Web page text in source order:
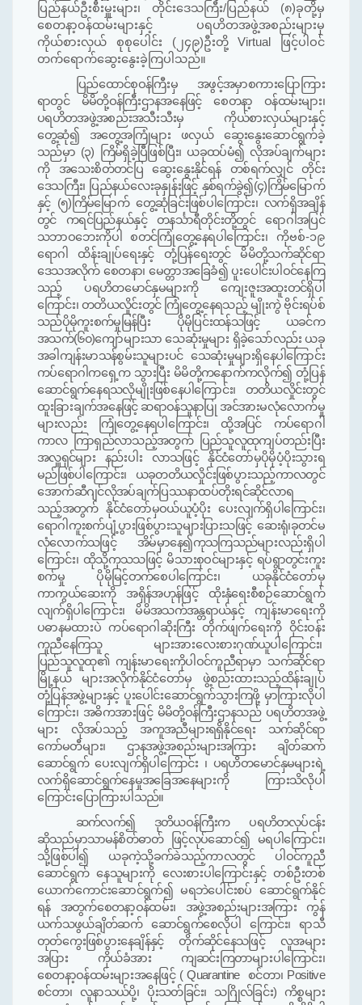
ပြည်နယ်ဦးစီးမှူးများ၊ တိုင်းဒေသကြီး/ပြည်နယ် (၈)ခုတို့မှ
စေတနာ့ဝန်ထမ်းများနှင့် ပရဟိတအဖွဲ့အစည်းများမှ
ကိုယ်စားလှယ် စုစုပေါင်း (၂၄၉)ဦးတို့Virtual
ဖြင့်ပါဝင်
တက်ရောက်ဆွေးနွေးခဲ့ကြပါသည်။
ပြည်ထောင်စုဝန်ကြီးမှ အဖွင့်အမှာစကားပြောကြား
ရာတွင် မိမိတို့ဝန်ကြီးဌာနအနေဖြင့် စေတနာ့ ဝန်ထမ်းများ၊
ပရဟိတအဖွဲ့အစည်းအသီးသီးမှ ကိုယ်စားလှယ်များနှင့်
တွေ့ဆုံ၍ အတွေ့အကြုံများ ဖလှယ် ဆွေးနွေးဆောင်ရွက်ခဲ့
သည်မှာ (၃) ကြိမ်ရှိခဲ့ပြီဖြစ်ပြီး၊ယခုထပ်မံ၍ လိုအပ်ချက်များ
ကို အသေးစိတ်တင်ပြ ဆွေးနွေးနိုင်ရန် တစ်ရက်လျှင်တိုင်း
ဒေသကြီး၊ ပြည်နယ်လေးခုနှုန်းဖြင့် နှစ်ရက်ခွဲ၍(၄) ကြိမ်မြောက်
နှင့်(၅) ကြိမ်မြောက် တွေ့ဆုံခြင်းဖြစ်ပါကြောင်း၊လက်ရှိအချိန်
တွင် ကရင်ပြည်နယ်နှင့် တနငသာရီတိုင်းတို့တွင် ရောဂါအပြင်
သဘာဝဘေးကိုပါ စတင်ကြုံတွေ့နေရပါကြောင်း၊
ကိုဗစ်-၁၉
ရောဂါ ထိန်းချုပ်ရေးနှင့် တုံ့ပြန်ရေးတွင် မိမိတို့သက်ဆိုင်ရာ
ဒေသအလိုက် စေတနာ၊ မေတ္တာအခြေခံ၍ ပူးပေါင်းပါဝင်နေကြ
သည့်ပရဟိတမောင်နှမများကို ကျေးဇူးအထူးတင်ရှိပါ
ကြောင်း၊ တတိယလှိုင်းတွင် ကြုံတွေ့နေရသည့် မျိုးကွဲ ဗိုင်းရပ်စ်
သည်ပိုမိုကူးစက်မှုမြန်ပြီး ပိုမိုပြင်းထန်သဖြင့် ယခင်က
အသက်(၆၀)ကျော်များသာ သေဆုံးမှုများ ရှိခဲ့သော်လည်း ယခု
အခါကျန်းမာသန်စွမ်းသူများပင် သေဆုံးမှုများရှိနေပါကြောင်း
ကပ်ရောဂါကရှေ့က သွားပြီး မိမိတို့ကနောက်ကလိုက်၍ တုံ့ပြန်
ဆောင်ရွက်နေရသလိုမျိုးဖြစ်နေပါကြောင်း၊ တတိယလှိုင်းတွင်
ထူးခြားချက်အနေဖြင့် ဆရာဝန်သူနာပြု အင်အားမလုံလောက်မှု
များလည်း ကြုံတွေ့နေရပါကြောင်း၊ထို့အပြင် ကပ်ရောဂါ
ကာလ ကြာရှည်လာသည့်အတွက် ပြည်သူလူထုကျပ်တည်းပြီး
အလှူရှင်များ နည်းပါး လာသဖြင့် နိုင်ငံတော်မှပိုမိုပံ့ပိုးသွားရ
မည်ဖြစ်ပါကြောင်း၊ ယခုတတိယလှိုင်းဖြစ်ပွားသည့်ကာလတွင်
အောက်ဆီဂျင်လိုအပ်ချက်ပြဿနာထပ်တိုးရင်ဆိုင်လာရ
သည့်အတွက် နိုင်ငံတော်မှဝယ်ယူပံ့ပိုး ပေးလျက်ရှိပါကြောင်း၊
ရောဂါကူးစက်ပျံ့ပွားဖြစ်ပွားသူများပြားသဖြင့် ဆေးရုံ၊ခုတင်မ
လုံလောက်သဖြင့် အိမ်မှာနေ၍ကုသကြသည်များလည်းရှိပါ
ကြောင်း၊ ထိုသို့ကုသသဖြင့်မိသားစုဝင်များနှင့် ရပ်ရွာတွင်းကူး
စက်မှု ပိုမိုမြင့်တက်စေပါကြောင်း၊ ယခုနိုင်ငံတော်မှ
ကာကွယ်ဆေးကို အရှိန်အဟုန်ဖြင့် ထိုးနှံရေးစီစဉ်ဆောင်ရွက်
လျက်ရှိပါကြောင်း၊ မိမိအသက်အန္တရာယ်နှင့် ကျန်းမာရေးကို
ပဓာနမထားပဲ ကပ်ရောဂါဆိုးကြီး တိုက်ဖျက်ရေးကို ဝိုင်းဝန်း
ကူညီနေကြသူ များအားလေးစားဂုဏ်ယူပါကြောင်း၊
ပြည်သူလူထု၏ ကျန်းမာရေးကိုပါဝင်ကူညီရာမှာ သက်ဆိုင်ရာ
မြို့နယ် များအလိုက်နိုင်ငံတော်မှ ဖွဲ့စည်းထားသည့်ထိန်းချုပ်
တုံ့ပြန်အဖွဲ့များနှင့် ပူးပေါင်းဆောင်ရွက်သွားကြဖို့ မှာကြားလိုပါ
ကြောင်း၊ အဓိကအားဖြင့် မိမိတို့ဝန်ကြီးဌာနသည် ပရဟိတအဖွဲ့
များ လိုအပ်သည့် အကူအညီများရရှိနိုင်ရေး သက်ဆိုင်ရာ
ကော်မတီများ၊ ဌာနအဖွဲ့အစည်းများအကြား ချိတ်ဆက်
ဆောင်ရွက်ပေးလျက်ရှိပါကြောင်း ၊ ပရဟိတမောင်နှမများရဲ့
လက်ရှိဆောင်ရွက်နေမှုအခြေအနေများကို ကြားသိလိုပါ
ကြောင်းပြောကြားပါသည်။
ဆက်လက်၍ ဒုတိယဝန်ကြီးက ပရဟိတလုပ်ငန်း
ဆိုသည်မှာသာမန်စိတ်ဓာတ်
ဖြင့်လုပ်ဆောင်၍ မရပါကြောင်း၊
သို့ဖြစ်ပါ၍ ယခုကဲ့သို့ခက်ခဲသည့်ကာလတွင် ပါဝင်ကူညီ
ဆောင်ရွက် နေသူများကို လေးစားပါကြောင်းနှင့် တစ်ဦးတစ်
ယောက်ကောင်းဆောင်ရွက်၍ မရဘဲပေါင်းစပ် ဆောင်ရွက်နိုင်
ရန် အတွက်စေတနာ့ဝန်ထမ်း၊ အဖွဲ့အစည်းများအကြား ကွန်
ယက်သဖွယ်ချိတ်ဆက် ဆောင်ရွက်စေလိုပါ ကြောင်း၊ ရာသီ
တုတ်ကွေးဖြစ်ပွားနေချိန်နှင့် တိုက်ဆိုင်နေသဖြင့် လူအများ
အပြား ကိုယ်ခံအား ကျဆင်းကြတာများပါကြောင်း၊
စေတနာ့ဝန်ထမ်းများအနေဖြင့်( Quarantine စင်တာ၊ Positive
စင်တာ၊ လူနာသယ်ပို့၊ ပိုးသတ်ခြင်း၊ သဂြိုလ်ခြင်း) ကိစ္စများ